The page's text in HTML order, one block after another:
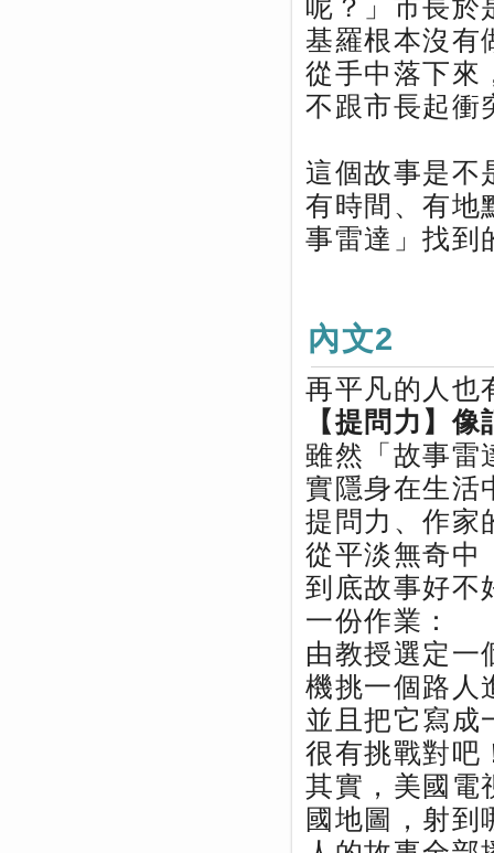
呢？」市長於
基羅根本沒有
從手中落下來
不跟市長起衝
這個故事是不
有時間、有地
事雷達」找到
內文2
再平凡的人也
【提問力】
雖然「故事雷
實隱身在生活
提問力、作家
從平淡無奇中
到底故事好不
一份作業：
由教授選定一
機挑一個路人
並且把它寫成
很有挑戰對吧
其實，美國電
國地圖，射到